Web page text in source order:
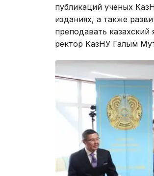
публикаций ученых
изданиях, а также
преподавать
ректор КазНУ Галым